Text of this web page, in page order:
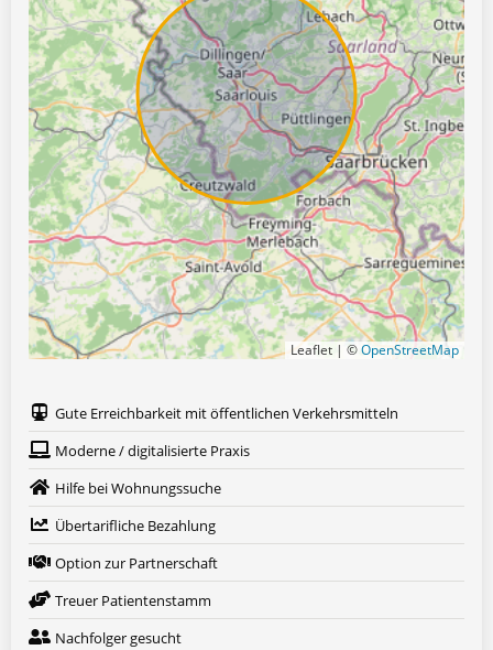
Leaflet | ©OpenStreetMap
Gute Erreichbarkeit mit öffentlichen Verkehrsmitteln
Moderne / digitalisierte Praxis
Hilfe bei Wohnungssuche
Übertarifliche Bezahlung
Option zur Partnerschaft
Treuer Patientenstamm
Nachfolger gesucht